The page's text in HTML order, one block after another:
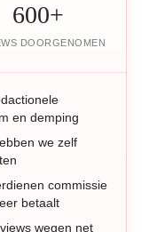
600+
DOORGENOMEN
en demping
we zelf
commissie
betaalt
wegen net